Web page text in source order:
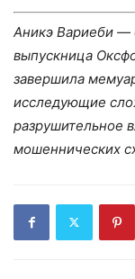
Аникэ Вариеби —
выпускница
завершила
исследующие
разрушительное
мошеннических